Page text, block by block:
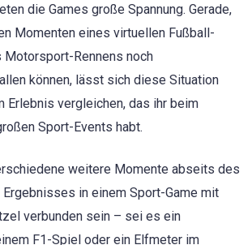
die Games große Spannung. Gerade,
Momenten eines virtuellen Fußball-
Rennens noch
können, lässt sich diese Situation
Erlebnis vergleichen, das ihr beim
Sport-Events habt.
weitere Momente abseits des
in einem Sport-Game mit
verbunden sein – sei es ein
F1-Spiel oder ein Elfmeter im